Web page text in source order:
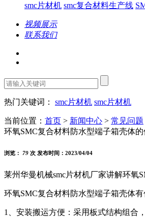
smc片材机 smc复合材料生产线
视频展示
联系我们
热门关键词： smc片材机 smc片材机
当前位置： 首页 > 新闻中心 > 常见问题
环氧SMC复合材料防水型端子箱壳体的
浏览： 79 次 发布时间：2023/04/04
莱州华曼机械smc片材机厂家讲解环氧
环氧SMC复合材料防水型端子箱壳体
1、安装搬运方便：采用板式结构组合